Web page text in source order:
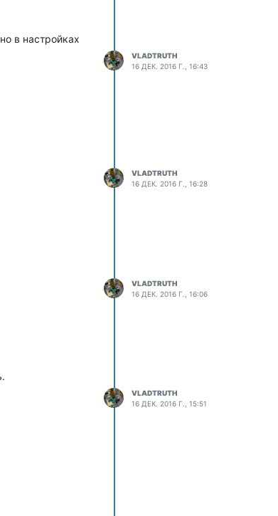
в настройках
VLADTRUTH
16 ДЕК. 2016 Г., 16:43
VLADTRUTH
16 ДЕК. 2016 Г., 16:28
VLADTRUTH
16 ДЕК. 2016 Г., 16:06
VLADTRUTH
16 ДЕК. 2016 Г., 15:51